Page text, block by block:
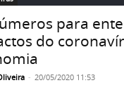
para
do
- 20/05/2020 11:53